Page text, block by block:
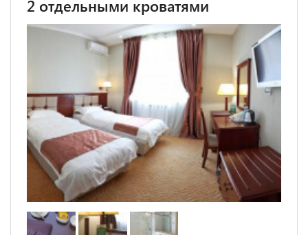
2 отдельными кроватями